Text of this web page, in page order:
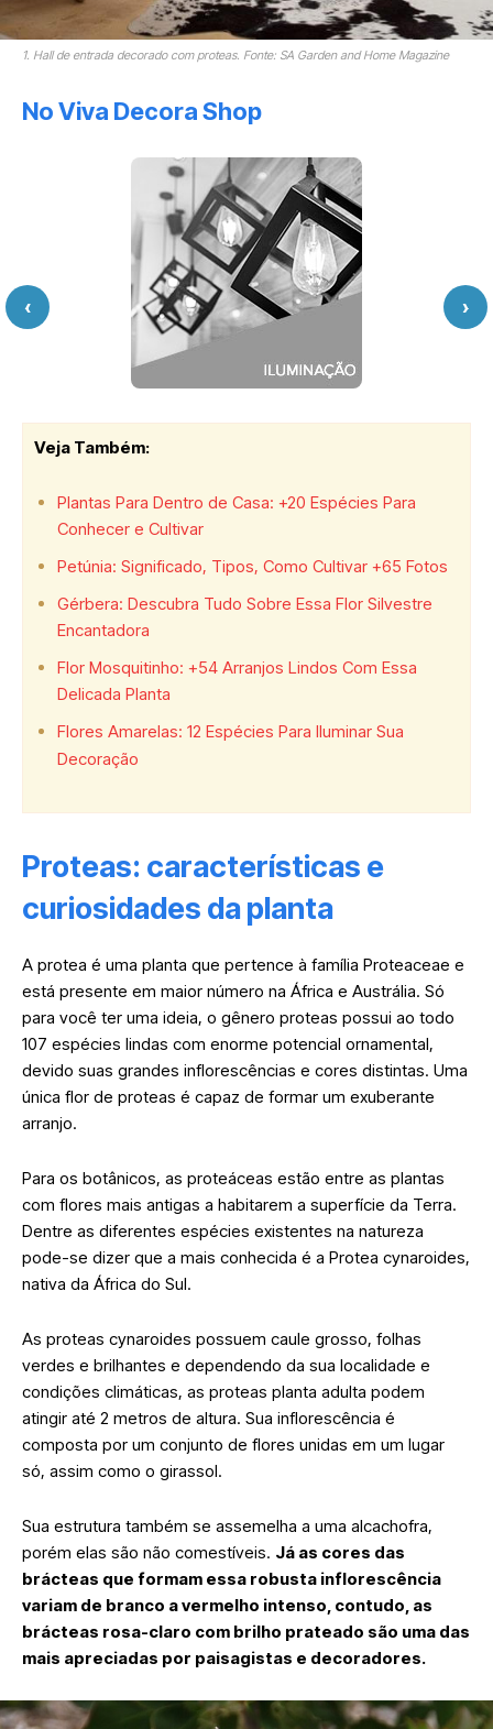
1. Hall de entrada decorado com proteas. Fonte: SA Garden and Home Magazine
No Viva Decora Shop
‹ ›
Veja Também:
Plantas Para Dentro de Casa: +20 Espécies Para
Conhecer e Cultivar
Petúnia: Significado, Tipos, Como Cultivar +65 Fotos
Gérbera: Descubra Tudo Sobre Essa Flor Silvestre
Encantadora
Flor Mosquitinho: +54 Arranjos Lindos Com Essa
Delicada Planta
Flores Amarelas: 12 Espécies Para Iluminar Sua
Decoração
Proteas: características e
curiosidades da planta
A protea é uma planta que pertence à família Proteaceae e
está presente em maior número na África e Austrália. Só
para você ter uma ideia, o gênero proteas possui ao todo
107 espécies lindas com enorme potencial ornamental,
devido suas grandes inflorescências e cores distintas. Uma
única flor de proteas é capaz de formar um exuberante
arranjo.
Para os botânicos, as proteáceas estão entre as plantas
com flores mais antigas a habitarem a superfície da Terra.
Dentre as diferentes espécies existentes na natureza
pode-se dizer que a mais conhecida é a Protea cynaroides,
nativa da África do Sul.
As proteas cynaroides possuem caule grosso, folhas
verdes e brilhantes e dependendo da sua localidade e
condições climáticas, as proteas planta adulta podem
atingir até 2 metros de altura. Sua inflorescência é
composta por um conjunto de flores unidas em um lugar
só, assim como o girassol.
Sua estrutura também se assemelha a uma alcachofra,
porém elas são não comestíveis. Já as cores das
brácteas que formam essa robusta inflorescência
variam de branco a vermelho intenso, contudo, as
brácteas rosa-claro com brilho prateado são uma das
mais apreciadas por paisagistas e decoradores.